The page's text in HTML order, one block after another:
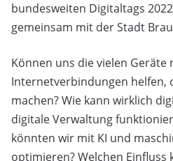
bundesweiten Digitaltags
gemeinsam mit der Stadt
Können uns die vielen Geräte
Internetverbindungen helfen,
machen? Wie kann wirklich
digitale Verwaltung
könnten wir mit KI und
optimieren? Welchen